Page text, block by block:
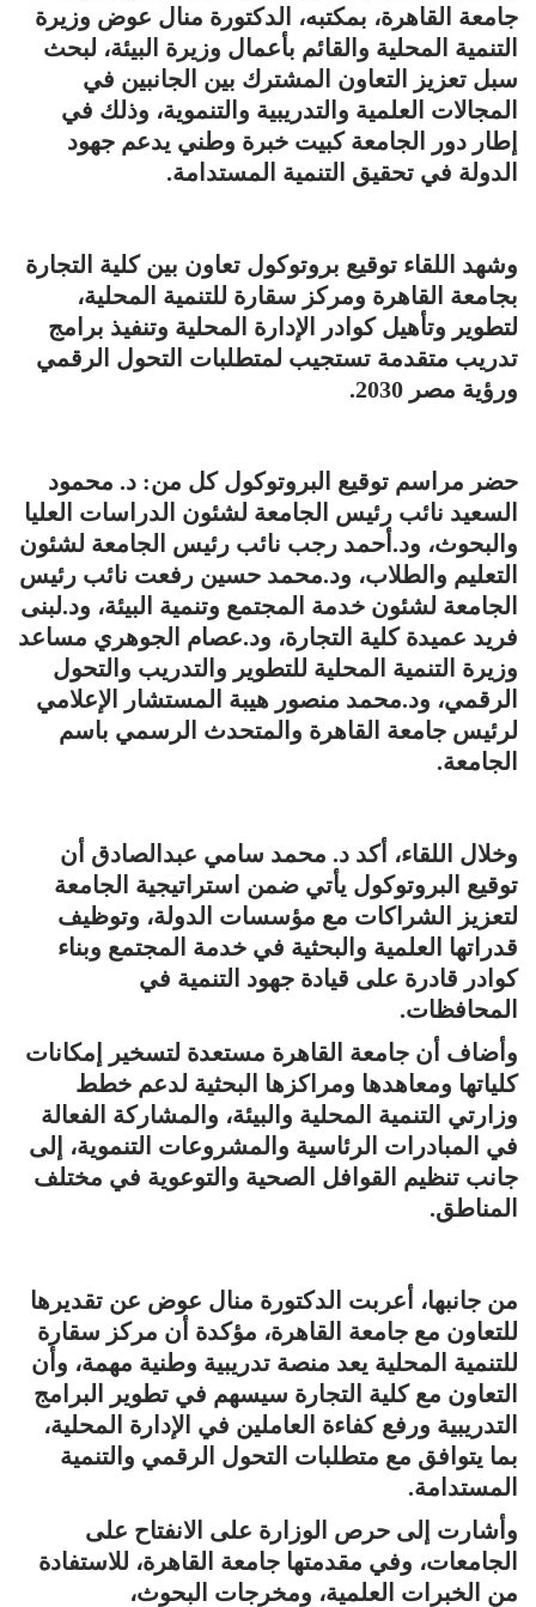
جامعة القاهرة، بمكتبه، الدكتورة منال عوض وزيرة
التنمية المحلية والقائم بأعمال وزيرة البيئة، لبحث
سبل تعزيز التعاون المشترك بين الجانبين في
المجالات العلمية والتدريبية والتنموية، وذلك في
إطار دور الجامعة كبيت خبرة وطني يدعم جهود
الدولة في تحقيق التنمية المستدامة.
وشهد اللقاء توقيع بروتوكول تعاون بين كلية التجارة
بجامعة القاهرة ومركز سقارة للتنمية المحلية،
لتطوير وتأهيل كوادر الإدارة المحلية وتنفيذ برامج
تدريب متقدمة تستجيب لمتطلبات التحول الرقمي
ورؤية مصر 2030.
حضر مراسم توقيع البروتوكول كل من: د. محمود
السعيد نائب رئيس الجامعة لشئون الدراسات العليا
والبحوث، ود.أحمد رجب نائب رئيس الجامعة لشئون
التعليم والطلاب، ود.محمد حسين رفعت نائب رئيس
الجامعة لشئون خدمة المجتمع وتنمية البيئة، ود.لبنى
فريد عميدة كلية التجارة، ود.عصام الجوهري مساعد
وزيرة التنمية المحلية للتطوير والتدريب والتحول
الرقمي، ود.محمد منصور هيبة المستشار الإعلامي
لرئيس جامعة القاهرة والمتحدث الرسمي باسم
الجامعة.
وخلال اللقاء، أكد د. محمد سامي عبدالصادق أن
توقيع البروتوكول يأتي ضمن استراتيجية الجامعة
لتعزيز الشراكات مع مؤسسات الدولة، وتوظيف
قدراتها العلمية والبحثية في خدمة المجتمع وبناء
كوادر قادرة على قيادة جهود التنمية في
المحافظات.
وأضاف أن جامعة القاهرة مستعدة لتسخير إمكانات
كلياتها ومعاهدها ومراكزها البحثية لدعم خطط
وزارتي التنمية المحلية والبيئة، والمشاركة الفعالة
في المبادرات الرئاسية والمشروعات التنموية، إلى
جانب تنظيم القوافل الصحية والتوعوية في مختلف
المناطق.
من جانبها، أعربت الدكتورة منال عوض عن تقديرها
للتعاون مع جامعة القاهرة، مؤكدة أن مركز سقارة
للتنمية المحلية يعد منصة تدريبية وطنية مهمة، وأن
التعاون مع كلية التجارة سيسهم في تطوير البرامج
التدريبية ورفع كفاءة العاملين في الإدارة المحلية،
بما يتوافق مع متطلبات التحول الرقمي والتنمية
المستدامة.
وأشارت إلى حرص الوزارة على الانفتاح على
الجامعات، وفي مقدمتها جامعة القاهرة، للاستفادة
من الخبرات العلمية، ومخرجات البحوث،